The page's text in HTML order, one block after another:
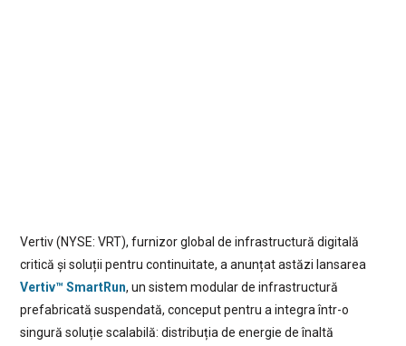
Vertiv (NYSE: VRT), furnizor global de infrastructură digitală
critică și soluții pentru continuitate, a anunțat astăzi lansarea
Vertiv™ SmartRun, un sistem modular de infrastructură
prefabricată suspendată, conceput pentru a integra într-o
singură soluție scalabilă: distribuția de energie de înaltă